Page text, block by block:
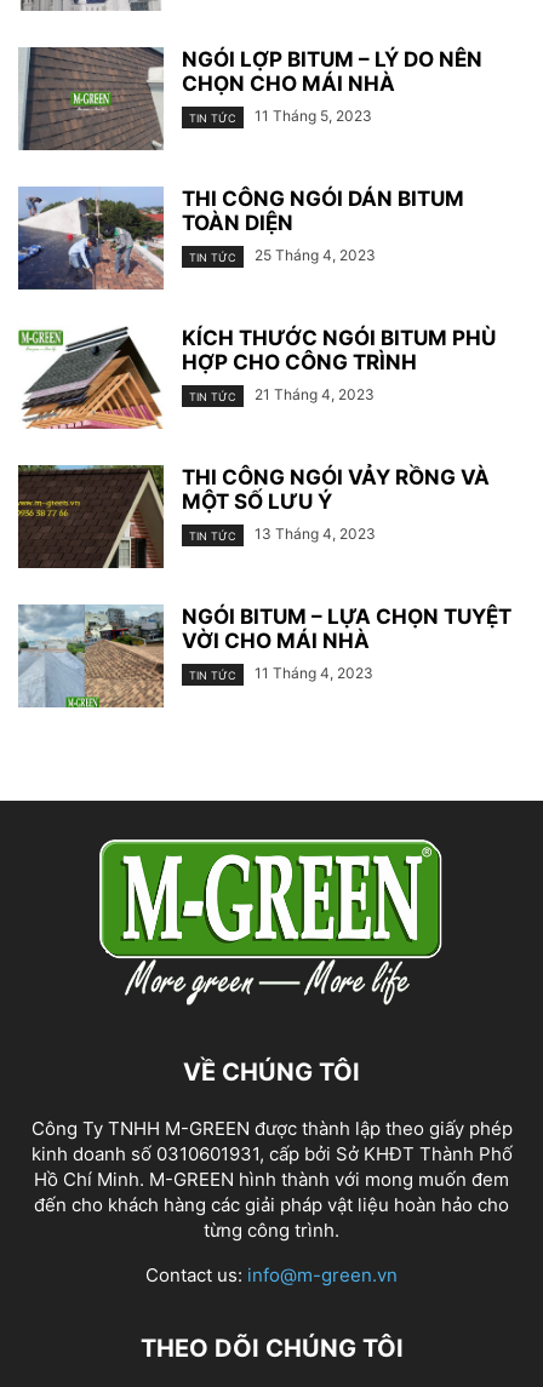
NGÓI LỢP BITUM – LÝ DO NÊN
CHỌN CHO MÁI NHÀ
TIN TỨC 11 Tháng 5, 2023
THI CÔNG NGÓI DÁN BITUM
TOÀN DIỆN
TIN TỨC 25 Tháng 4, 2023
KÍCH THƯỚC NGÓI BITUM PHÙ
HỢP CHO CÔNG TRÌNH
TIN TỨC 21 Tháng 4, 2023
THI CÔNG NGÓI VẢY RỒNG VÀ
MỘT SỐ LƯU Ý
TIN TỨC 13 Tháng 4, 2023
NGÓI BITUM – LỰA CHỌN TUYỆT
VỜI CHO MÁI NHÀ
TIN TỨC 11 Tháng 4, 2023
VỀ CHÚNG TÔI
Công Ty TNHH M-GREEN được thành lập theo giấy phép
kinh doanh số 0310601931, cấp bởi Sở KHĐT Thành Phố
Hồ Chí Minh. M-GREEN hình thành với mong muốn đem
đến cho khách hàng các giải pháp vật liệu hoàn hảo cho
từng công trình.
Contact us: info@m-green.vn
THEO DÕI CHÚNG TÔI